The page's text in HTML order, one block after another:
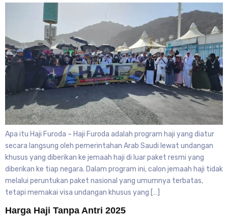
Apa itu Haji Furoda – Haji Furoda adalah program haji yang diatur
secara langsung oleh pemerintahan Arab Saudi lewat undangan
khusus yang diberikan ke jemaah haji di luar paket resmi yang
diberikan ke tiap negara. Dalam program ini, calon jemaah haji tidak
melalui peruntukan paket nasional yang umumnya terbatas,
tetapi memakai visa undangan khusus yang […]
Harga Haji Tanpa Antri 2025